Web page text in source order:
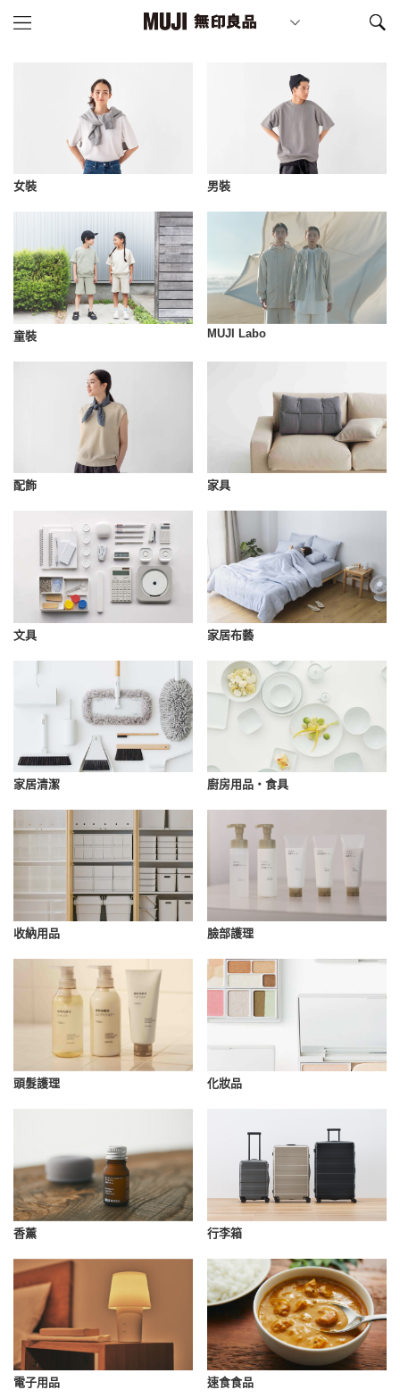
女裝 男裝
童裝 MUJI Labo
配飾 家具
文具 家居布藝
家居清潔 廚房用品・食具
收納用品 臉部護理
頭髮護理 化妝品
香薰 行李箱
電子用品 速食食品